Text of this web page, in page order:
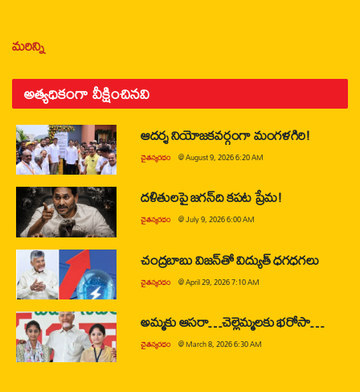
మరిన్ని
అత్యధికంగా వీక్షించినవి
ఆదర్శ నియోజకవర్గంగా మంగళగిరి!
చైతన్యరధం @August 9, 2026 6:20 AM
దళితులపై జగన్‌ది కపట ప్రేమ!
చైతన్యరధం @July 9, 2026 6:00 AM
చంద్రబాబు విజన్‌తో విద్యుత్ ధగధగలు
చైతన్యరధం @April 29, 2026 7:10 AM
అమ్మకు ఆసరా…చెల్లెమ్మలకు భరోసా…
చైతన్యరధం @March 8, 2026 6:30 AM